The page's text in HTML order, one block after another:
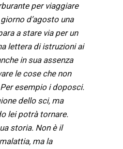
per viaggiare
d’agosto una
a stare via per un
lettera di istruzioni ai
in sua assenza
le cose che non
esempio i doposci.
dello sci, ma
lei potrà tornare.
storia. Non è il
ma la